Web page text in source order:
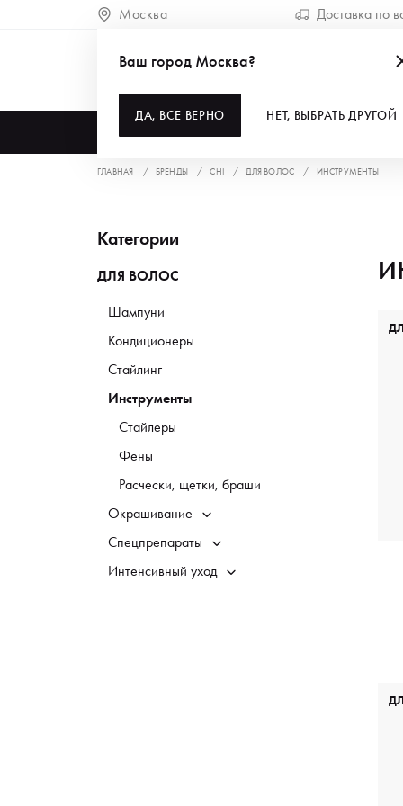
Москва Доставка по
Ваш город Москва?
ДА, ВСЕ ВЕРНО НЕТ, ВЫБРАТЬ ДРУГОЙ
ГЛАВНАЯ БРЕНДЫ CHI ДЛЯ ВОЛОС ИНСТРУМЕНТЫ
Категории
ДЛЯ ВОЛОС
Шампуни
Кондиционеры
Стайлинг
Инструменты
Стайлеры
Фены
Расчески, щетки, браши
Окрашивание
Спецпрепараты
Интенсивный уход